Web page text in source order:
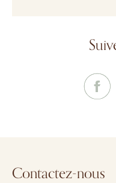
Contactez-nous